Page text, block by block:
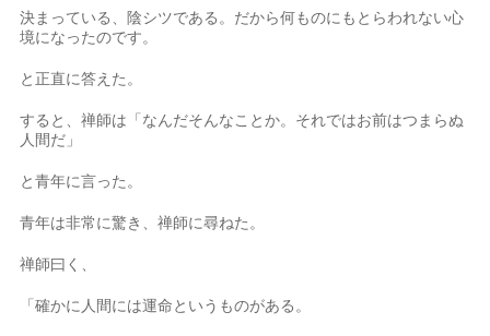
決まっている、陰シツである。だから何ものにもとらわれない心
境になったのです。
と正直に答えた。
すると、禅師は「なんだそんなことか。それではお前はつまらぬ
人間だ」
と青年に言った。
青年は非常に驚き、禅師に尋ねた。
禅師曰く、
「確かに人間には運命というものがある。